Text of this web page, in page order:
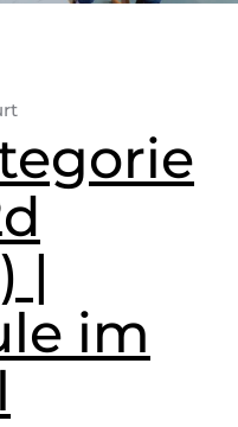
|
im